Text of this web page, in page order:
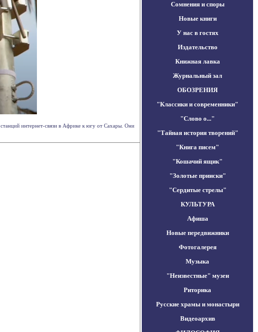
интернет-связи в Африке к югу от Сахары. Они
Сомнения и споры
Новые книги
У нас в гостях
Издательство
Книжная лавка
Журнальный зал
ОБОЗРЕНИЯ
"Классики и современники"
"Слово о..."
"Тайная история творений"
"Книга писем"
"Кошачий ящик"
"Золотые прииски"
"Сердитые стрелы"
КУЛЬТУРА
Афиша
Новые передвижники
Фотогалерея
Музыка
"Неизвестные" музеи
Риторика
Русские храмы и монастыри
Видеоархив